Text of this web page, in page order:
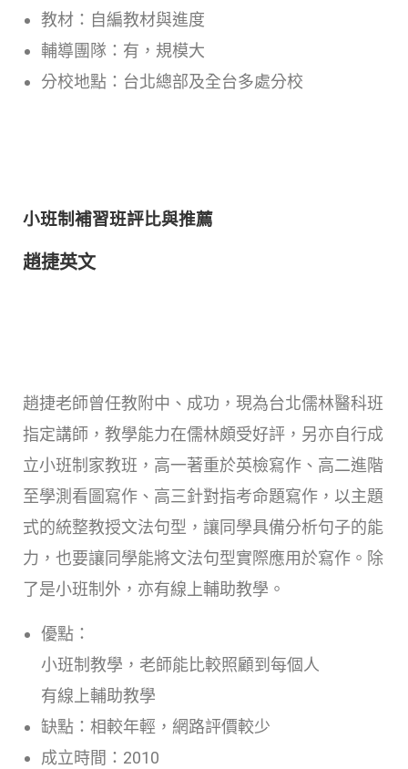
教材：自編教材與進度
輔導團隊：有，規模大
分校地點：台北總部及全台多處分校
小班制補習班評比與推薦
趙捷英文
趙捷老師曾任教附中、成功，現為台北儒林醫科班
指定講師，教學能力在儒林頗受好評，另亦自行成
立小班制家教班，高一著重於英檢寫作、高二進階
至學測看圖寫作、高三針對指考命題寫作，以主題
式的統整教授文法句型，讓同學具備分析句子的能
力，也要讓同學能將文法句型實際應用於寫作。除
了是小班制外，亦有線上輔助教學。
優點：
小班制教學，老師能比較照顧到每個人
有線上輔助教學
缺點：相較年輕，網路評價較少
成立時間：2010